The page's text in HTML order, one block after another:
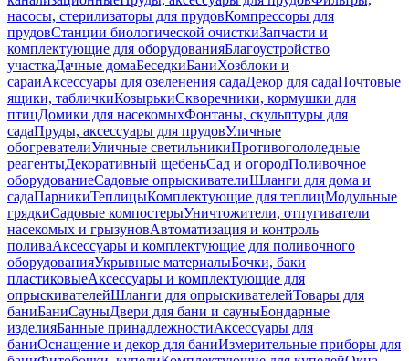
насосы, стерилизаторы для прудовКомпрессоры для
прудовСтанции биологической очисткиЗапчасти и
комплектующие для оборудованияБлагоустройство
участкаДачные домаБеседкиБаниХозблоки и
сараиАксессуары для озеленения садаДекор для садаПочтовые
ящики, табличкиКозырькиСкворечники, кормушки для
птицДомики для насекомыхФонтаны, скульптуры для
садаПруды, аксессуары для прудовУличные
обогревателиУличные светильникиПротивогололедные
реагентыДекоративный щебеньСад и огородПоливочное
оборудованиеСадовые опрыскивателиШланги для дома и
садаПарникиТеплицыКомплектующие для теплицМодульные
грядкиСадовые компостерыУничтожители, отпугиватели
насекомых и грызуновАвтоматизация и контроль
поливаАксессуары и комплектующие для поливочного
оборудованияУкрывные материалыБочки, баки
пластиковыеАксессуары и комплектующие для
опрыскивателейШланги для опрыскивателейТовары для
баниБаниСауныДвери для бани и сауныБондарные
изделияБанные принадлежностиАксессуары для
баниОснащение и декор для баниИзмерительные приборы для